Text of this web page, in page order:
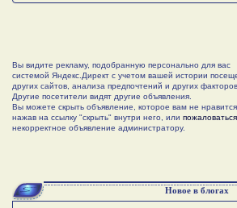
Вы видите рекламу, подобранную персонально для вас
системой Яндекс.Директ с учетом вашей истории
других сайтов, анализа предпочтений и других факторов.
Другие посетители видят другие объявления.
Вы можете скрыть объявление, которое вам не нравится,
нажав на ссылку "скрыть" внутри него, или пожаловаться
некорректное объявление администратору.
Новое в блогах